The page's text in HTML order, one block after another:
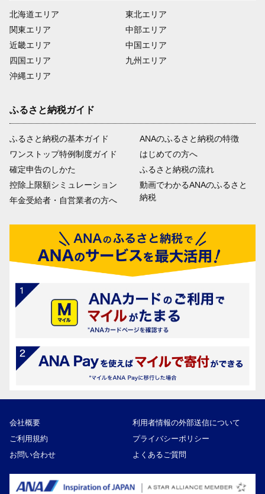
北海道エリア
関東エリア
近畿エリア
四国エリア
沖縄エリア
東北エリア
中部エリア
中国エリア
九州エリア
ふるさと納税ガイド
ふるさと納税の基本ガイド
ワンストップ特例制度ガイド
確定申告のしかた
控除上限額シミュレーション
年金受給者・自営業者の方へ
ANAのふるさと納税の特徴
はじめての方へ
ふるさと納税の流れ
動画でわかるANAのふるさと
納税
会社概要
利用者情報の外部送信について
ご利用規約
プライバシーポリシー
お問い合わせ
よくあるご質問